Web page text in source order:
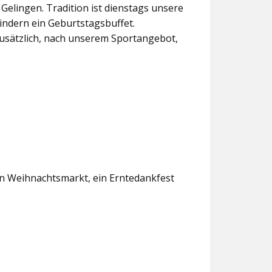
Tradition ist dienstags unsere
ein Geburtstagsbuffet.
nach unserem Sportangebot,
Weihnachtsmarkt, ein Erntedankfest